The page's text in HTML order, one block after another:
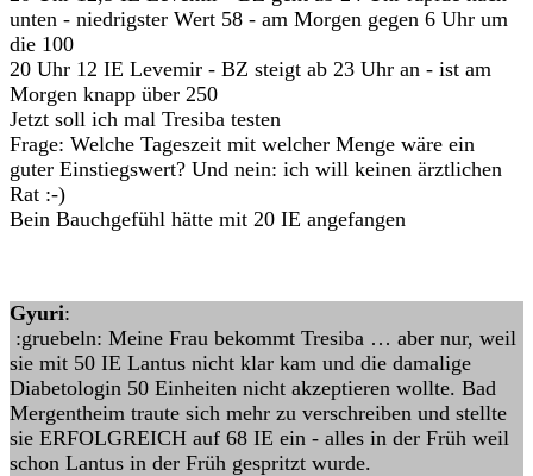
unten - niedrigster Wert 58 - am Morgen gegen 6 Uhr um
die 100
20 Uhr 12 IE Levemir - BZ steigt ab 23 Uhr an - ist am
Morgen knapp über 250
Jetzt soll ich mal Tresiba testen
Frage: Welche Tageszeit mit welcher Menge wäre ein
guter Einstiegswert? Und nein: ich will keinen ärztlichen
Rat :-)
Bein Bauchgefühl hätte mit 20 IE angefangen
Gyuri:
:gruebeln: Meine Frau bekommt Tresiba … aber nur, weil
sie mit 50 IE Lantus nicht klar kam und die damalige
Diabetologin 50 Einheiten nicht akzeptieren wollte. Bad
Mergentheim traute sich mehr zu verschreiben und stellte
sie ERFOLGREICH auf 68 IE ein - alles in der Früh weil
schon Lantus in der Früh gespritzt wurde.